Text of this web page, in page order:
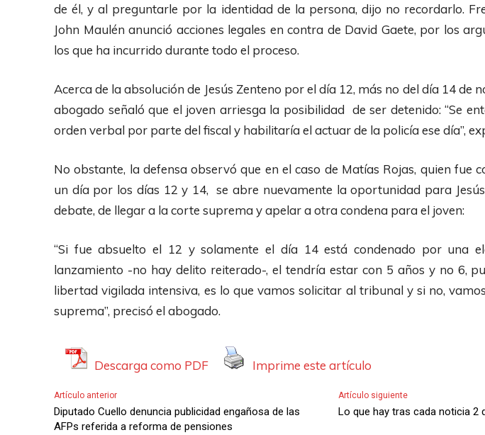
d
c
d
e
A
d
i
o
de él, y al preguntarle por la identidad de la persona, dijo no recordarlo.
John Maulén anunció acciones legales en contra de David Gaete, por los
los que ha incurrido durante todo el proceso.
Acerca de la absolución de Jesús Zenteno por el día 12, más no del día 14 de
abogado señaló que el joven arriesga la posibilidad de ser detenido: “Se
orden verbal por parte del fiscal y habilitaría el actuar de la policía ese día”,
No obstante, la defensa observó que en el caso de Matías Rojas, quien fue
un día por los días 12 y 14, se abre nuevamente la oportunidad para
debate, de llegar a la corte suprema y apelar a otra condena para el joven:
“Si fue absuelto el 12 y solamente el día 14 está condenado por una
lanzamiento -no hay delito reiterado-, el tendría estar con 5 años y no 6,
libertad vigilada intensiva, es lo que vamos solicitar al tribunal y si no,
suprema”, precisó el abogado.
Descarga como PDF Imprime este artículo
Artículo anterior
Diputado Cuello denuncia publicidad engañosa de las
AFPs referida a reforma de pensiones
Artículo siguiente
Lo que hay tras cada noticia 2